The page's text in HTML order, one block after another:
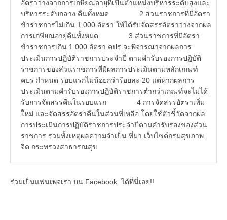
อัตราว่างจากการเกษียณอายุที่เป็นตำแหน่งบริหารระดับสูงและ
บริหารระดับกลาง คืนทั้งหมด 2 ส่วนราชการที่มีอัตรา
ข้าราชการไม่เกิน 1 000 อัตรา ให้ได้รับจัดสรรอัตราว่างจากผล
การเกษียณอายุคืนทั้งหมด 3 ส่วนราชการที่มีอัตรา
ข้าราชการเกิน 1 000 อัตรา คปร จะพิจารณาจากผลการ
ประเมินการปฏิบัติราชการประจำปี ตามคำรับรองการปฏิบัติ
ราชการของส่วนราชการที่มีผลการประเมินตามหลักเกณฑ์
คปร กำหนด รอบแรกไม่น้อยกว่าร้อยละ 20 แต่หากผลการ
ประเมินตามคำรับรองการปฏิบัติราชการต่ำกว่าเกณฑ์จะไม่ได้
รับการจัดสรรคืนในรอบแรก 4 การจัดสรรอัตราเพิ่ม
ใหม่ และจัดสรรอัตราคืนในส่วนที่เหลือ โดยใช้ตัวชี้วัดจากผล
การประเมินการปฏิบัติราชการประจำปีตามคำรับรองของส่วน
ราชการ รวมทั้งเหตุผลความจำเป็น ที่มา เว็บไซต์กรมสุขภาพ
จิต กระทรวงสาธารณสุข
ร่วมเป็นแฟนเพจเรา บน Facebook..ได้ที่นี่เลย!!